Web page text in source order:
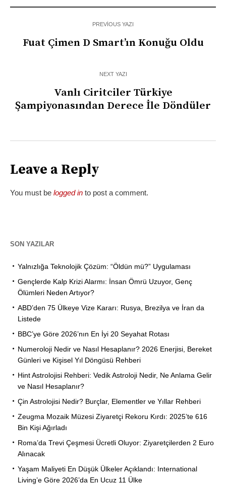
PREVIOUS YAZI
Fuat Çimen D Smart’ın Konuğu Oldu
NEXT YAZI
Vanlı Ciritciler Türkiye
Şampiyonasından Derece İle Döndüler
Leave a Reply
You must be logged in to post a comment.
SON YAZILAR
Yalnızlığa Teknolojik Çözüm: “Öldün mü?” Uygulaması
Gençlerde Kalp Krizi Alarmı: İnsan Ömrü Uzuyor, Genç
Ölümleri Neden Artıyor?
ABD’den 75 Ülkeye Vize Kararı: Rusya, Brezilya ve İran da
Listede
BBC’ye Göre 2026’nın En İyi 20 Seyahat Rotası
Numeroloji Nedir ve Nasıl Hesaplanır? 2026 Enerjisi, Bereket
Günleri ve Kişisel Yıl Döngüsü Rehberi
Hint Astrolojisi Rehberi: Vedik Astroloji Nedir, Ne Anlama Gelir
ve Nasıl Hesaplanır?
Çin Astrolojisi Nedir? Burçlar, Elementler ve Yıllar Rehberi
Zeugma Mozaik Müzesi Ziyaretçi Rekoru Kırdı: 2025’te 616
Bin Kişi Ağırladı
Roma’da Trevi Çeşmesi Ücretli Oluyor: Ziyaretçilerden 2 Euro
Alınacak
Yaşam Maliyeti En Düşük Ülkeler Açıklandı: International
Living’e Göre 2026’da En Ucuz 11 Ülke